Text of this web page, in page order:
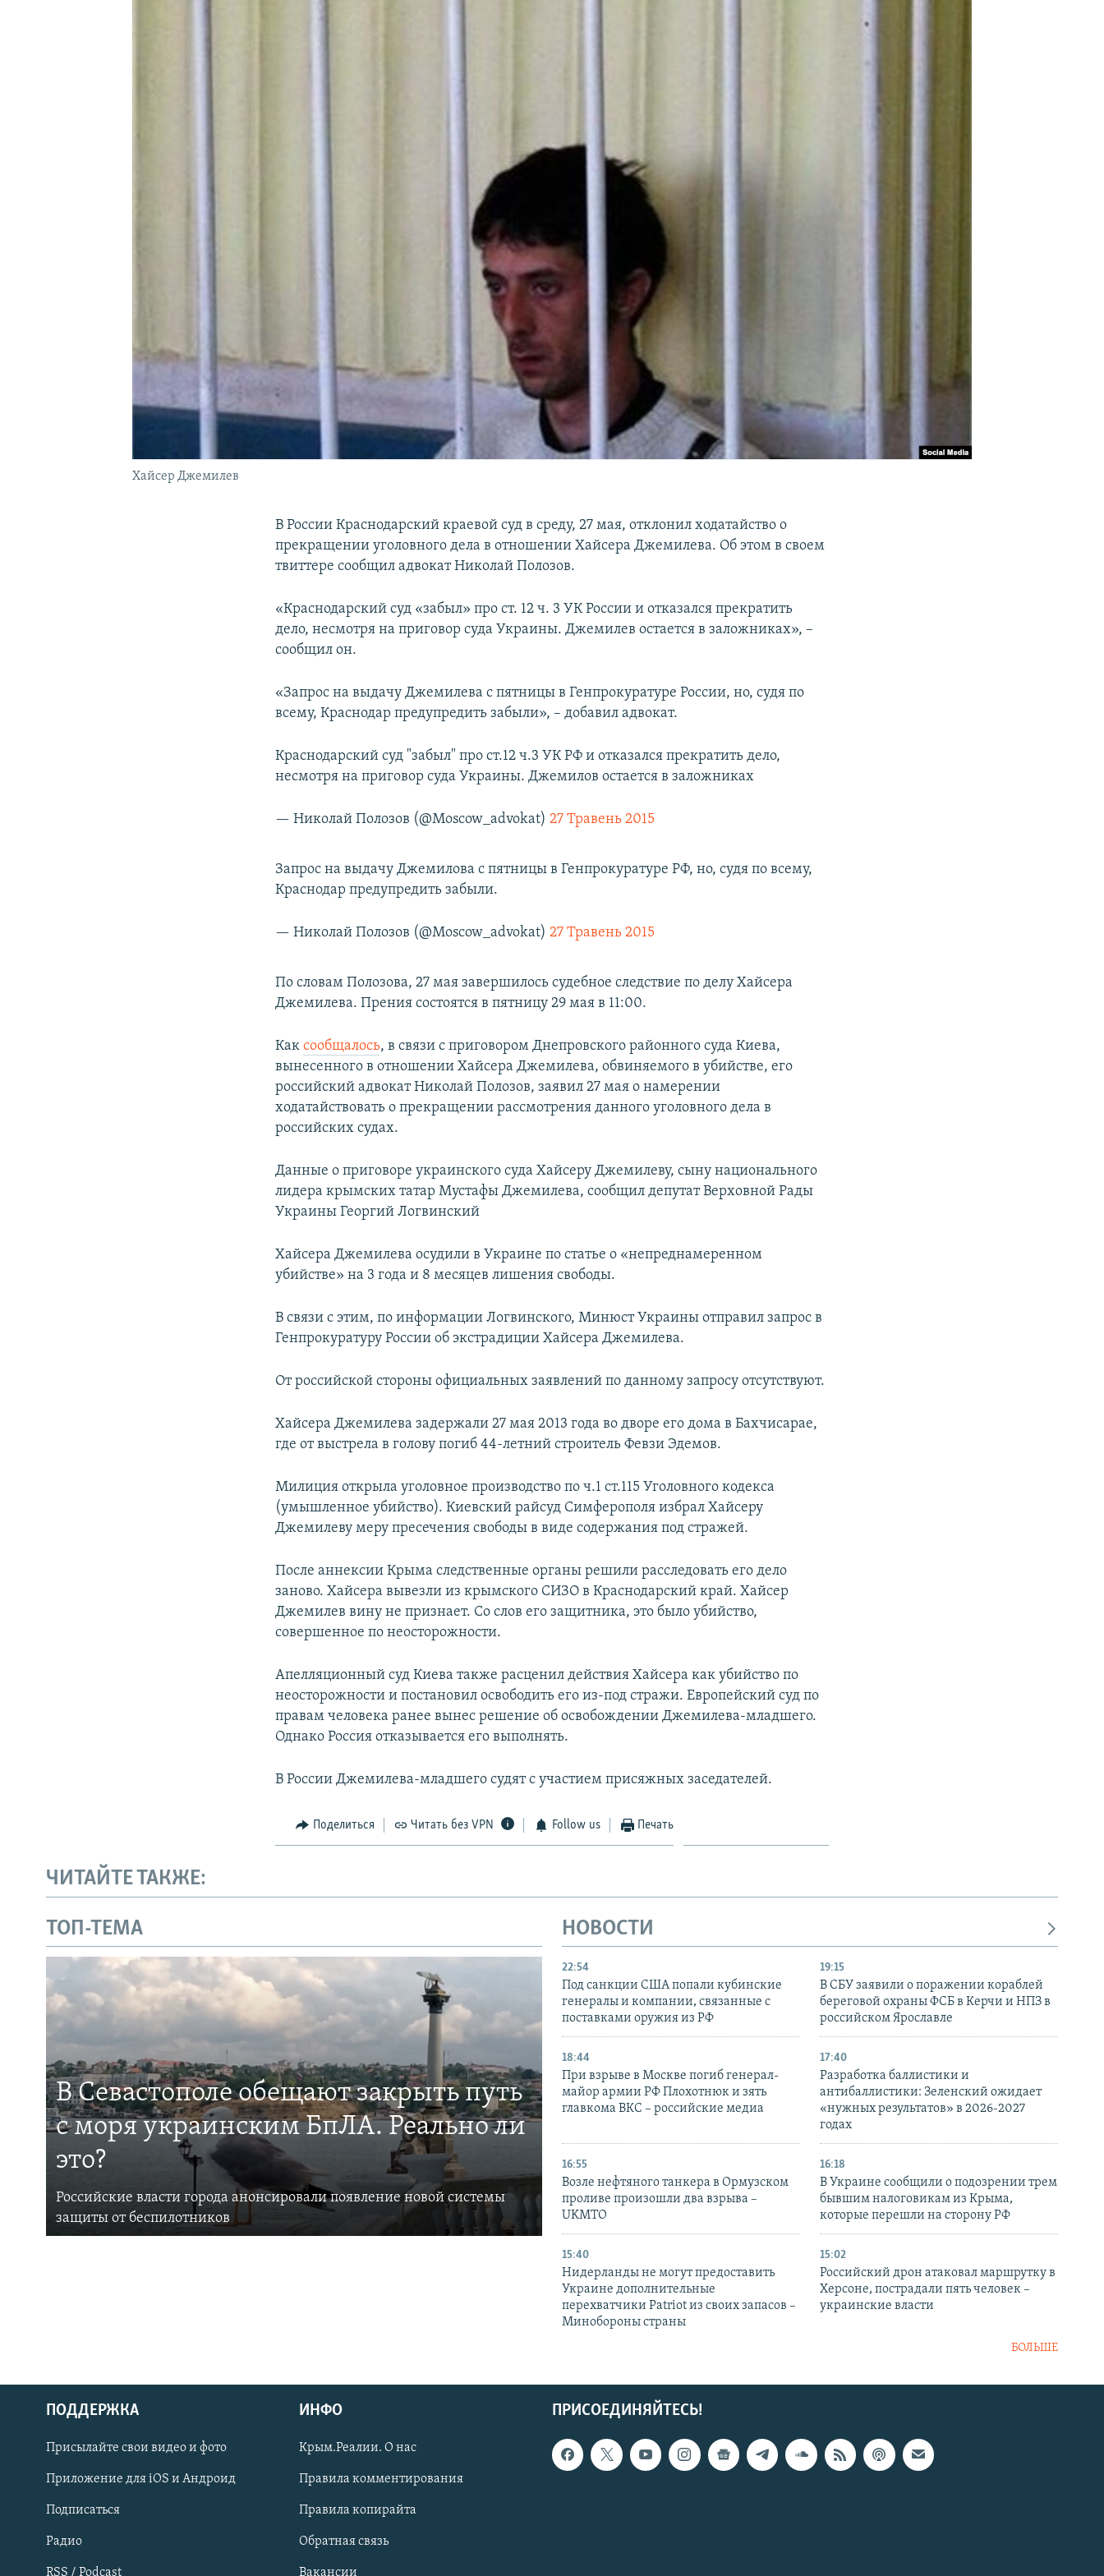
Українською
Qırımtatar
ПРИСОЕДИНЯЙТЕСЬ!
Хайсер Джемилев
В России Краснодарский краевой суд в среду, 27 мая, отклонил ходатайство о
прекращении уголовного дела в отношении Хайсера Джемилева. Об этом в своем
твиттере сообщил адвокат Николай Полозов.
«Краснодарский суд «забыл» про ст. 12 ч. 3 УК России и отказался прекратить
дело, несмотря на приговор суда Украины. Джемилев остается в заложниках», –
сообщил он.
«Запрос на выдачу Джемилева с пятницы в Генпрокуратуре России, но, судя по
всему, Краснодар предупредить забыли», – добавил адвокат.
Краснодарский суд "забыл" про ст.12 ч.3 УК РФ и отказался прекратить дело,
несмотря на приговор суда Украины. Джемилов остается в заложниках
— Николай Полозов (@Moscow_advokat)27 Травень 2015
Запрос на выдачу Джемилова с пятницы в Генпрокуратуре РФ, но, судя по всему,
Краснодар предупредить забыли.
— Николай Полозов (@Moscow_advokat)27 Травень 2015
По словам Полозова, 27 мая завершилось судебное следствие по делу Хайсера
Джемилева. Прения состоятся в пятницу 29 мая в 11:00.
Каксообщалось, в связи с приговором Днепровского районного суда Киева,
вынесенного в отношении Хайсера Джемилева, обвиняемого в убийстве, его
российский адвокат Николай Полозов, заявил 27 мая о намерении
ходатайствовать о прекращении рассмотрения данного уголовного дела в
российских судах.
Данные о приговоре украинского суда Хайсеру Джемилеву, сыну национального
лидера крымских татар Мустафы Джемилева, сообщил депутат Верховной Рады
Украины Георгий Логвинский
Хайсера Джемилева осудили в Украине по статье о «непреднамеренном
убийстве» на 3 года и 8 месяцев лишения свободы.
В связи с этим, по информации Логвинского, Минюст Украины отправил запрос в
Генпрокуратуру России об экстрадиции Хайсера Джемилева.
От российской стороны официальных заявлений по данному запросу отсутствуют.
Хайсера Джемилева задержали 27 мая 2013 года во дворе его дома в Бахчисарае,
где от выстрела в голову погиб 44-летний строитель Февзи Эдемов.
Милиция открыла уголовное производство по ч.1 ст.115 Уголовного кодекса
(умышленное убийство). Киевский райсуд Симферополя избрал Хайсеру
Джемилеву меру пресечения свободы в виде содержания под стражей.
После аннексии Крыма следственные органы решили расследовать его дело
заново. Хайсера вывезли из крымского СИЗО в Краснодарский край. Хайсер
Джемилев вину не признает. Со слов его защитника, это было убийство,
совершенное по неосторожности.
Апелляционный суд Киева также расценил действия Хайсера как убийство по
неосторожности и постановил освободить его из-под стражи. Европейский суд по
правам человека ранее вынес решение об освобождении Джемилева-младшего.
Однако Россия отказывается его выполнять.
В России Джемилева-младшего судят с участием присяжных заседателей.
Поделиться Читать без VPN Follow us Печать
ЧИТАЙТЕ ТАКЖЕ:
ТОП-ТЕМА
В Севастополе обещают закрыть путь
с моря украинским БпЛА. Реально ли
это?
Российские власти города анонсировали появление новой системы
защиты от беспилотников
НОВОСТИ
22:54
Под санкции США попали кубинские
генералы и компании, связанные с
поставками оружия из РФ
19:15
В СБУ заявили о поражении кораблей
береговой охраны ФСБ в Керчи и НПЗ в
российском Ярославле
18:44
При взрыве в Москве погиб генерал-
майор армии РФ Плохотнюк и зять
главкома ВКС – российские медиа
17:40
Разработка баллистики и
антибаллистики: Зеленский ожидает
«нужных результатов» в 2026-2027
годах
16:55
Возле нефтяного танкера в Ормузском
проливе произошли два взрыва –
UKMTO
16:18
В Украине сообщили о подозрении трем
бывшим налоговикам из Крыма,
которые перешли на сторону РФ
15:40
Нидерланды не могут предоставить
Украине дополнительные
перехватчики Patriot из своих запасов –
Минобороны страны
15:02
Российский дрон атаковал маршрутку в
Херсоне, пострадали пять человек –
украинские власти
БОЛЬШЕ
ПРИСОЕДИНЯЙТЕСЬ!
ПОДДЕРЖКА
Присылайте свои видео и фото
Приложение для iOS и Андроид
Подписаться
Радио
RSS / Podcast
ИНФО
Крым.Реалии. О нас
Правила комментирования
Правила копирайта
Обратная связь
Вакансии